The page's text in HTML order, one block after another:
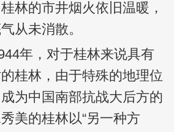
林的市井烟火依旧温暖，
从未消散。
年，对于桂林来说具有
桂林，由于特殊的地理位
为中国南部抗战大后方的
美的桂林以“另一种方